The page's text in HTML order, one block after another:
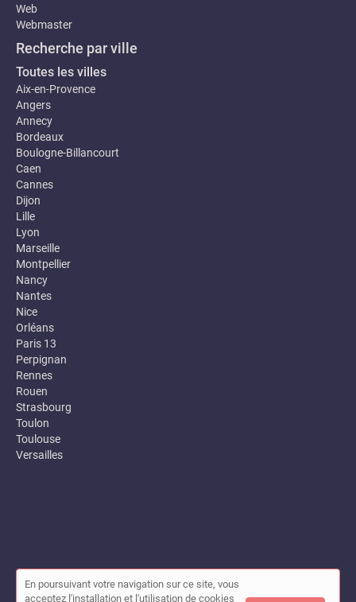
Web
Webmaster
Recherche par ville
Toutes les villes
Aix-en-Provence
Angers
Annecy
Bordeaux
Boulogne-Billancourt
Caen
Cannes
Dijon
Lille
Lyon
Marseille
Montpellier
Nancy
Nantes
Nice
Orléans
Paris 13
Perpignan
Rennes
Rouen
Strasbourg
Toulon
Toulouse
Versailles
© Annuaire des entreprises locales (Garance) 2026 |
En poursuivant votre navigation sur ce site, vous
acceptez l'installation et l'utilisation de cookies